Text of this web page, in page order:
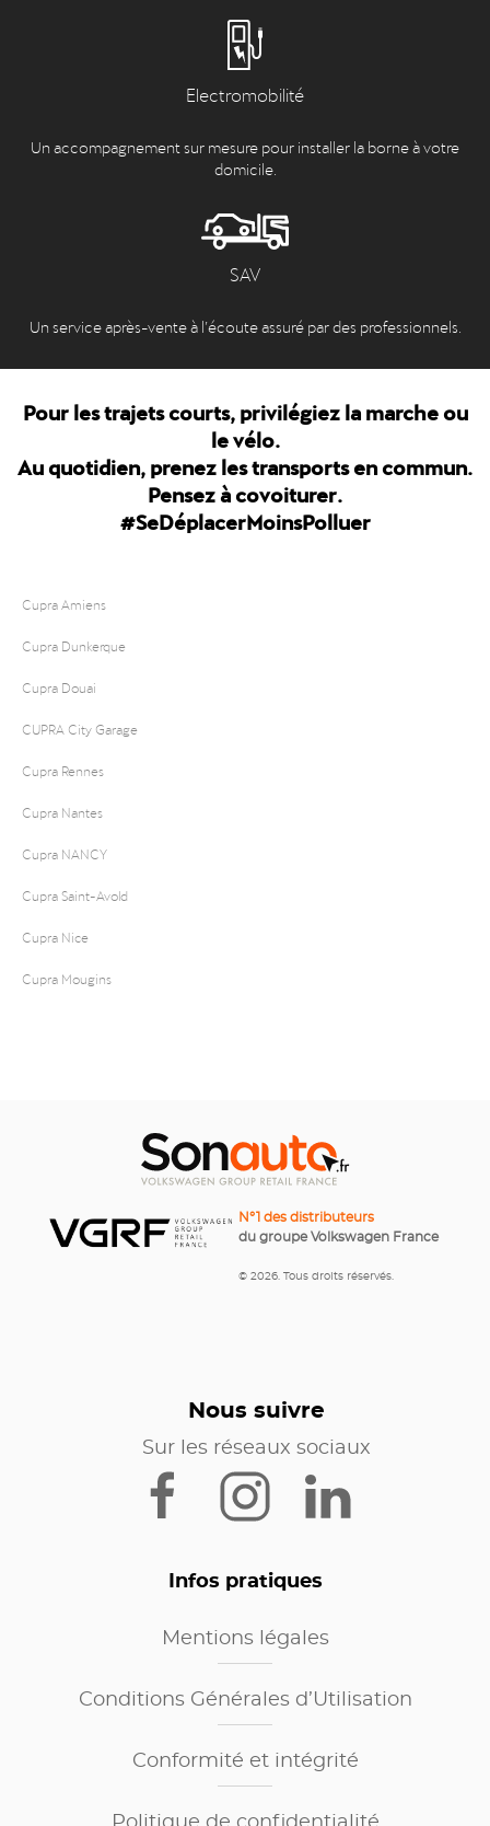
Electromobilité
Un accompagnement sur mesure pour installer la borne à votre
domicile.
SAV
Un service après-vente à l’écoute assuré par des professionnels.
Pour les trajets courts, privilégiez la marche ou
le vélo.
Au quotidien, prenez les transports en commun.
Pensez à covoiturer.
#SeDéplacerMoinsPolluer
Cupra Amiens
Cupra Dunkerque
Cupra Douai
CUPRA City Garage
Cupra Rennes
Cupra Nantes
Cupra NANCY
Cupra Saint-Avold
Cupra Nice
Cupra Mougins
N°1 des distributeurs
du groupe Volkswagen France
© 2026. Tous droits réservés.
Nous suivre
Sur les réseaux sociaux
Infos pratiques
Mentions légales
Conditions Générales d’Utilisation
Conformité et intégrité